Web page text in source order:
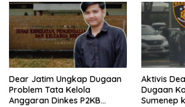
Dear Jatim Ungkap Dugaan
Problem Tata Kelola
Anggaran Dinkes P2KB
Aktivis
Dugaan
Sumenep